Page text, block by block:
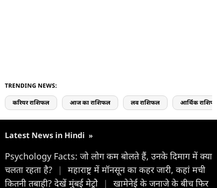
TRENDING NEWS:
करियर राशिफल आज का राशिफल लव राशिफल आर्थिक
Latest News in Hindi »
Psychology Facts: जो लोग कम बोलते हैं, उनके दिमाग में क्या
चलता रहता है?
|
महाराष्ट्र में मॉनसून का कहर जारी, कहां मची
कितनी तबाही? देखें मुंबई मेट्रोे
|
खामेनेई के जनाजे के बीच फिर